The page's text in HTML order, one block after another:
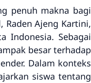
penuh makna bagi
Raden Ajeng Kartini,
Indonesia. Sebagai
besar terhadap
Dalam konteks
siswa tentang